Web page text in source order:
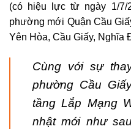
(có hiệu lực từ ngày 1/7/
phường mới Quận Cầu
Yên Hòa, Cầu Giấy, Nghĩa
Cùng với sự
phường Cầu
tầng Lắp Mạng
nhật mới như